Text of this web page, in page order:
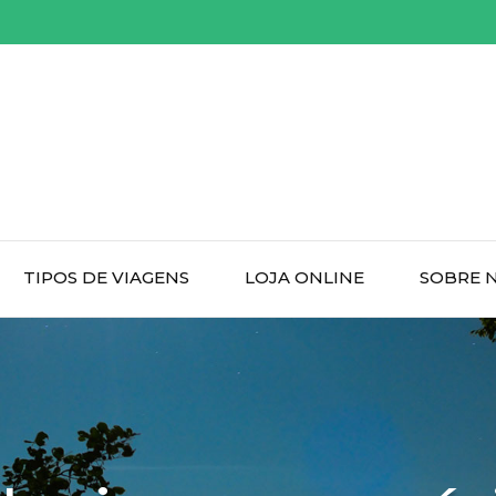
TIPOS DE VIAGENS LOJA ONLINE SOBRE